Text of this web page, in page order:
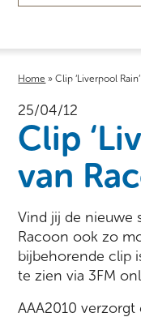
Home »Clip ‘Liverpool
25/04/12
Clip
van
Vind jij de nieuwe
Racoon ook zo
bijbehorende clip
te zien via 3FM
AAA2010